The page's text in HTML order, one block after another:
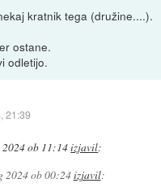
kratnik tega (družine....).
ostane.
odletijo.
21:39
2024 ob 11:14izjavil:
2024 ob 00:24izjavil: